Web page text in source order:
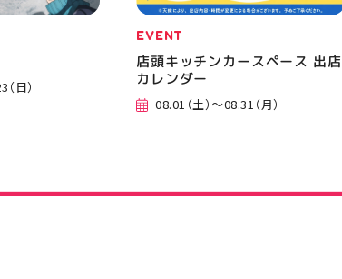
日）
EVENT
店頭キッチンカースペース 出店
カレンダー
08.01（土）～08.31（月）